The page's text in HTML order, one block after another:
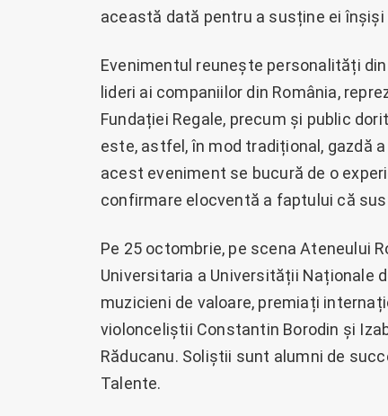
această dată pentru a susține ei înșiși
Evenimentul reunește personalități
lideri ai companiilor din România,
Fundației Regale, precum și public
este, astfel, în mod tradițional, gazdă
acest eveniment se bucură de o
confirmare elocventă a faptului că
Pe 25 octombrie, pe scena Ateneului
Universitaria a Universității Naționale
muzicieni de valoare, premiați
violonceliștii Constantin Borodin și
Răducanu. Soliștii sunt alumni de
Talente.